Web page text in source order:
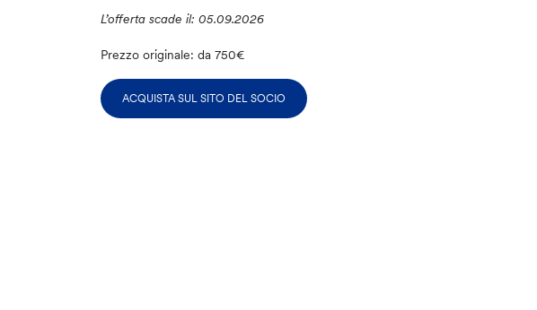
L’offerta scade il: 05.09.2026
Prezzo originale: da 750€
ACQUISTA SUL SITO DEL SOCIO